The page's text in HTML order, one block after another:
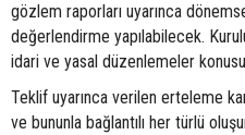
gözlem raporları uyarınca
değerlendirme yapılabilecek.
idari ve yasal düzenlemeler
Teklif uyarınca verilen erteleme
ve bununla bağlantılı her türlü